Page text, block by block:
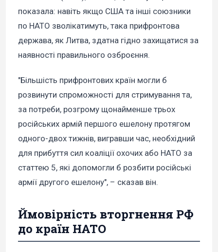
показала: навіть якщо США та інші союзники
по НАТО зволікатимуть, така прифронтова
держава, як Литва, здатна гідно захищатися за
наявності правильного озброєння.
"Більшість прифронтових країн могли б
розвинути спроможності для стримування та,
за потреби, розгрому щонайменше трьох
російських армій першого ешелону протягом
одного-двох тижнів, вигравши час, необхідний
для прибуття сил коаліції охочих або НАТО за
статтею 5, які допомогли б розбити російські
армії другого ешелону", – сказав він.
Ймовірність вторгнення РФ
до країн НАТО